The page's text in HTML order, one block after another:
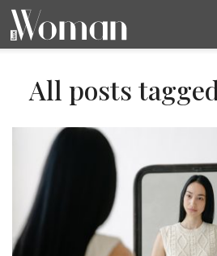
BELEZA
CAPA
LIFESTYLE
MODA
OPINIÃO
PESSOAS
SOCIEDADE
VIDEOS
All posts